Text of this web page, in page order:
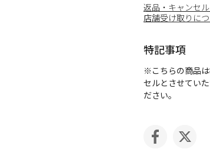
返品・キャンセ
店舗受け取りに
特記事項
※こちらの商品
セルとさせてい
ださい。